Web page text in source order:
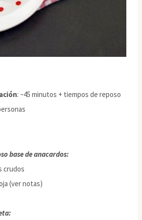
: ~45 minutos + tiempos de reposo
base de anacardos:
crudos
(ver notas)